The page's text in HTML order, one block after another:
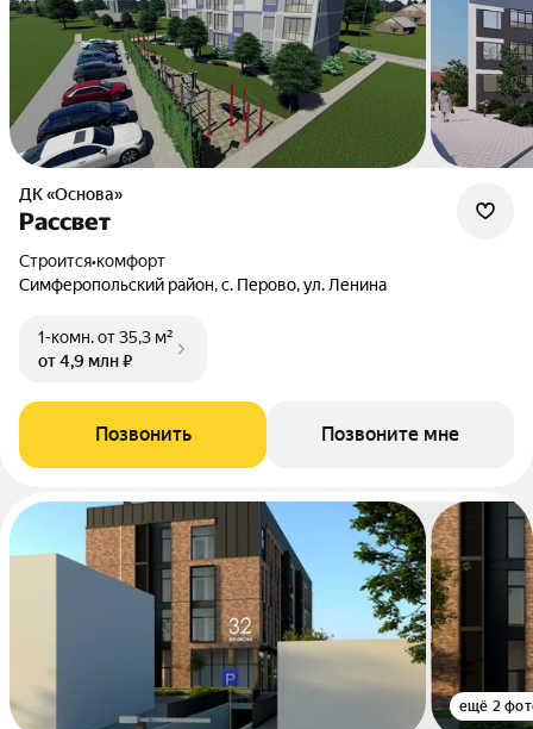
ДК «Основа»
Рассвет
Строится•комфорт
Симферопольский район, с. Перово, ул. Ленина
1-комн.от 35,3 м²
от 4,9 млн ₽
Позвонить Позвоните мне
ещё 2